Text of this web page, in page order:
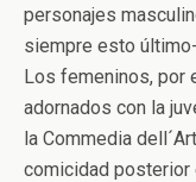
personajes
siempre esto
Los femeninos, por
adornados con la
la Commedia
comicidad posterior